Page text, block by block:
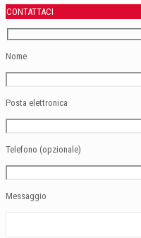
CONTATTACI
Nome
Posta elettronica
Telefono (opzionale)
Messaggio